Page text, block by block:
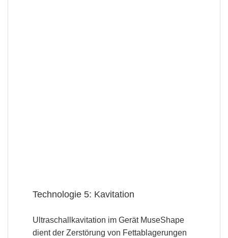
Technologie 5: Kavitation
Ultraschallkavitation im Gerät MuseShape
dient der Zerstörung von Fettablagerungen